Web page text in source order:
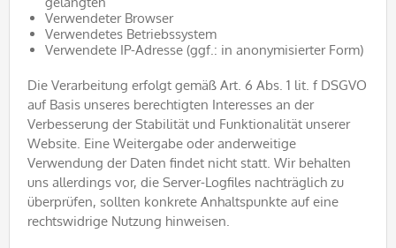
Verwendeter Browser
Verwendetes Betriebssystem
Verwendete IP-Adresse (ggf.: in anonymisierter Form)
Die Verarbeitung erfolgt gemäß Art. 6 Abs. 1 lit. f DSGVO
auf Basis unseres berechtigten Interesses an der
Verbesserung der Stabilität und Funktionalität unserer
Website. Eine Weitergabe oder anderweitige
Verwendung der Daten findet nicht statt. Wir behalten
uns allerdings vor, die Server-Logfiles nachträglich zu
überprüfen, sollten konkrete Anhaltspunkte auf eine
rechtswidrige Nutzung hinweisen.